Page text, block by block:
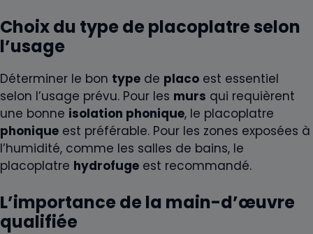
Choix du type de placoplatre selon
l’usage
Déterminer le bon type de placo est essentiel
selon l’usage prévu. Pour les murs qui requièrent
une bonne isolation phonique, le placoplatre
phonique est préférable. Pour les zones exposées à
l’humidité, comme les salles de bains, le
placoplatre hydrofuge est recommandé.
L’importance de la main-d’œuvre
qualifiée